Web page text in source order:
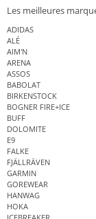
Les meilleures
ADIDAS
ALÉ
AIM'N
ARENA
ASSOS
BABOLAT
BIRKENSTOCK
BOGNER FIRE+ICE
BUFF
DOLOMITE
E9
FALKE
FJÄLLRÄVEN
GARMIN
GOREWEAR
HANWAG
HOKA